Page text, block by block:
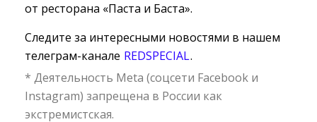
от ресторана «Паста и Баста».
Следите за интересными новостями в нашем
телеграм-канале REDSPECIAL.
* Деятельность Meta (соцсети Facebook и
Instagram) запрещена в России как
экстремистская.